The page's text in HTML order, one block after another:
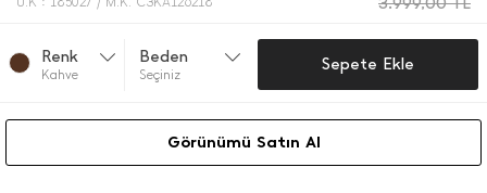
Renk
Kahve
Beden
Seçiniz
Sepete Ekle
Görünümü Satın Al